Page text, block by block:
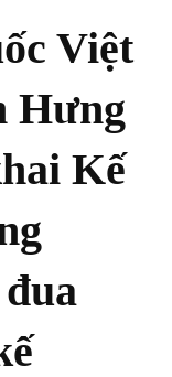
Việt
Hưng
Kế